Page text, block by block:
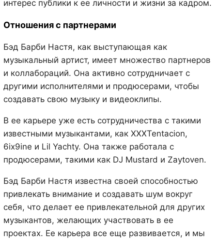
интерес публики к ее личности и жизни за кадром.
Отношения с партнерами
Бэд Барби Настя, как выступающая как
музыкальный артист, имеет множество партнеров
и коллабораций. Она активно сотрудничает с
другими исполнителями и продюсерами, чтобы
создавать свою музыку и видеоклипы.
В ее карьере уже есть сотрудничества с такими
известными музыкантами, как XXXTentacion,
6ix9ine и Lil Yachty. Она также работала с
продюсерами, такими как DJ Mustard и Zaytoven.
Бэд Барби Настя известна своей способностью
привлекать внимание и создавать шум вокруг
себя, что делает ее привлекательной для других
музыкантов, желающих участвовать в ее
проектах. Ее карьера все еще развивается, и мы